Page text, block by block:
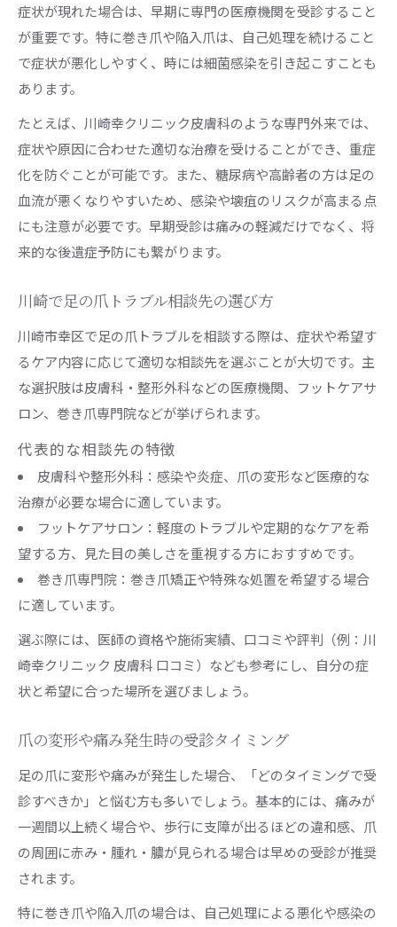
症状が現れた場合は、早期に専門の医療機関を受診すること
が重要です。特に巻き爪や陥入爪は、自己処理を続けること
で症状が悪化しやすく、時には細菌感染を引き起こすことも
あります。
たとえば、川崎幸クリニック皮膚科のような専門外来では、
症状や原因に合わせた適切な治療を受けることができ、重症
化を防ぐことが可能です。また、糖尿病や高齢者の方は足の
血流が悪くなりやすいため、感染や壊疽のリスクが高まる点
にも注意が必要です。早期受診は痛みの軽減だけでなく、将
来的な後遺症予防にも繋がります。
川崎で足の爪トラブル相談先の選び方
川崎市幸区で足の爪トラブルを相談する際は、症状や希望す
るケア内容に応じて適切な相談先を選ぶことが大切です。主
な選択肢は皮膚科・整形外科などの医療機関、フットケアサ
ロン、巻き爪専門院などが挙げられます。
代表的な相談先の特徴
皮膚科や整形外科：感染や炎症、爪の変形など医療的な
治療が必要な場合に適しています。
フットケアサロン：軽度のトラブルや定期的なケアを希
望する方、見た目の美しさを重視する方におすすめです。
巻き爪専門院：巻き爪矯正や特殊な処置を希望する場合
に適しています。
選ぶ際には、医師の資格や施術実績、口コミや評判（例：川
崎幸クリニック 皮膚科 口コミ）なども参考にし、自分の症
状と希望に合った場所を選びましょう。
爪の変形や痛み発生時の受診タイミング
足の爪に変形や痛みが発生した場合、「どのタイミングで受
診すべきか」と悩む方も多いでしょう。基本的には、痛みが
一週間以上続く場合や、歩行に支障が出るほどの違和感、爪
の周囲に赤み・腫れ・膿が見られる場合は早めの受診が推奨
されます。
特に巻き爪や陥入爪の場合は、自己処理による悪化や感染の